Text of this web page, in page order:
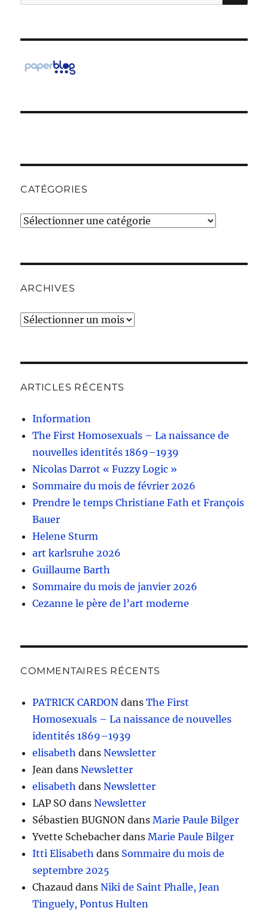
pour :
CATÉGORIES
Catégories
ARCHIVES
Archives
ARTICLES RÉCENTS
Information
The First Homosexuals – La naissance de
nouvelles identités 1869–1939
Nicolas Darrot « Fuzzy Logic »
Sommaire du mois de février 2026
Prendre le temps Christiane Fath et François
Bauer
Helene Sturm
art karlsruhe 2026
Guillaume Barth
Sommaire du mois de janvier 2026
Cezanne le père de l’art moderne
COMMENTAIRES RÉCENTS
PATRICK CARDON dansThe First
Homosexuals – La naissance de nouvelles
identités 1869–1939
elisabeth dansNewsletter
Jean dansNewsletter
elisabeth dansNewsletter
LAP SO dansNewsletter
Sébastien BUGNON dansMarie Paule Bilger
Yvette Schebacher dansMarie Paule Bilger
Itti Elisabeth dans Sommaire du mois de
septembre 2025
Chazaud dansNiki de Saint Phalle, Jean
Tinguely, Pontus Hulten